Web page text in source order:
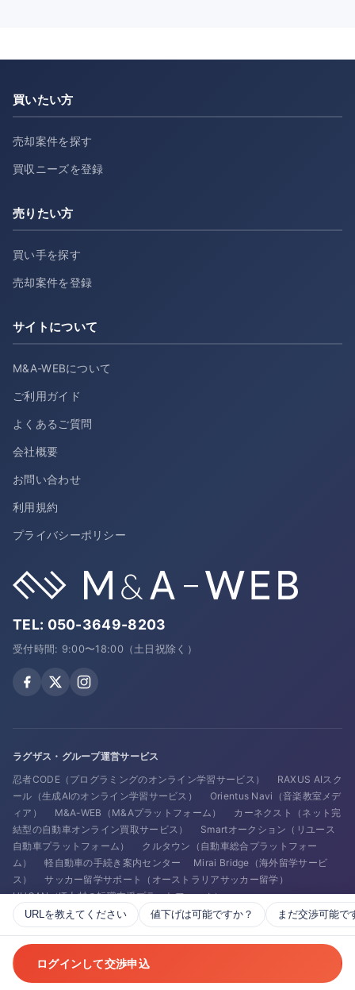
URLを教えてください 値下げは可能ですか？ まだ交渉可能で
ログインして交渉申込
買いたい方
売却案件を探す
買収ニーズを登録
売りたい方
買い手を探す
売却案件を登録
サイトについて
M&A-WEBについて
ご利用ガイド
よくあるご質問
会社概要
お問い合わせ
利用規約
プライバシーポリシー
TEL: 050-3649-8203
受付時間: 9:00〜18:00（土日祝除く）
ラグザス・グループ運営サービス
忍者CODE（プログラミングのオンライン学習サービス）
RAXUS AIスク
ール（生成AIのオンライン学習サービス）
Orientus Navi（音楽教室メデ
ィア）
M&A-WEB（M&Aプラットフォーム）
カーネクスト（ネット完
結型の自動車オンライン買取サービス）
Smartオークション（リユース
自動車プラットフォーム）
クルタウン（自動車総合プラットフォー
ム）
軽自動車の手続き案内センター
Mirai Bridge（海外留学サービ
ス）
サッカー留学サポート（オーストラリアサッカー留学）
HUGAN（IT人材の転職支援プラットフォーム）